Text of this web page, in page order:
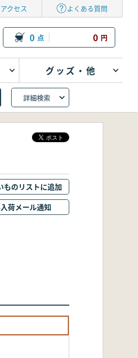
クセス よくある質問
0 点 0 円
グッズ・他
詳細検索
ものリストに追加
荷メール通知